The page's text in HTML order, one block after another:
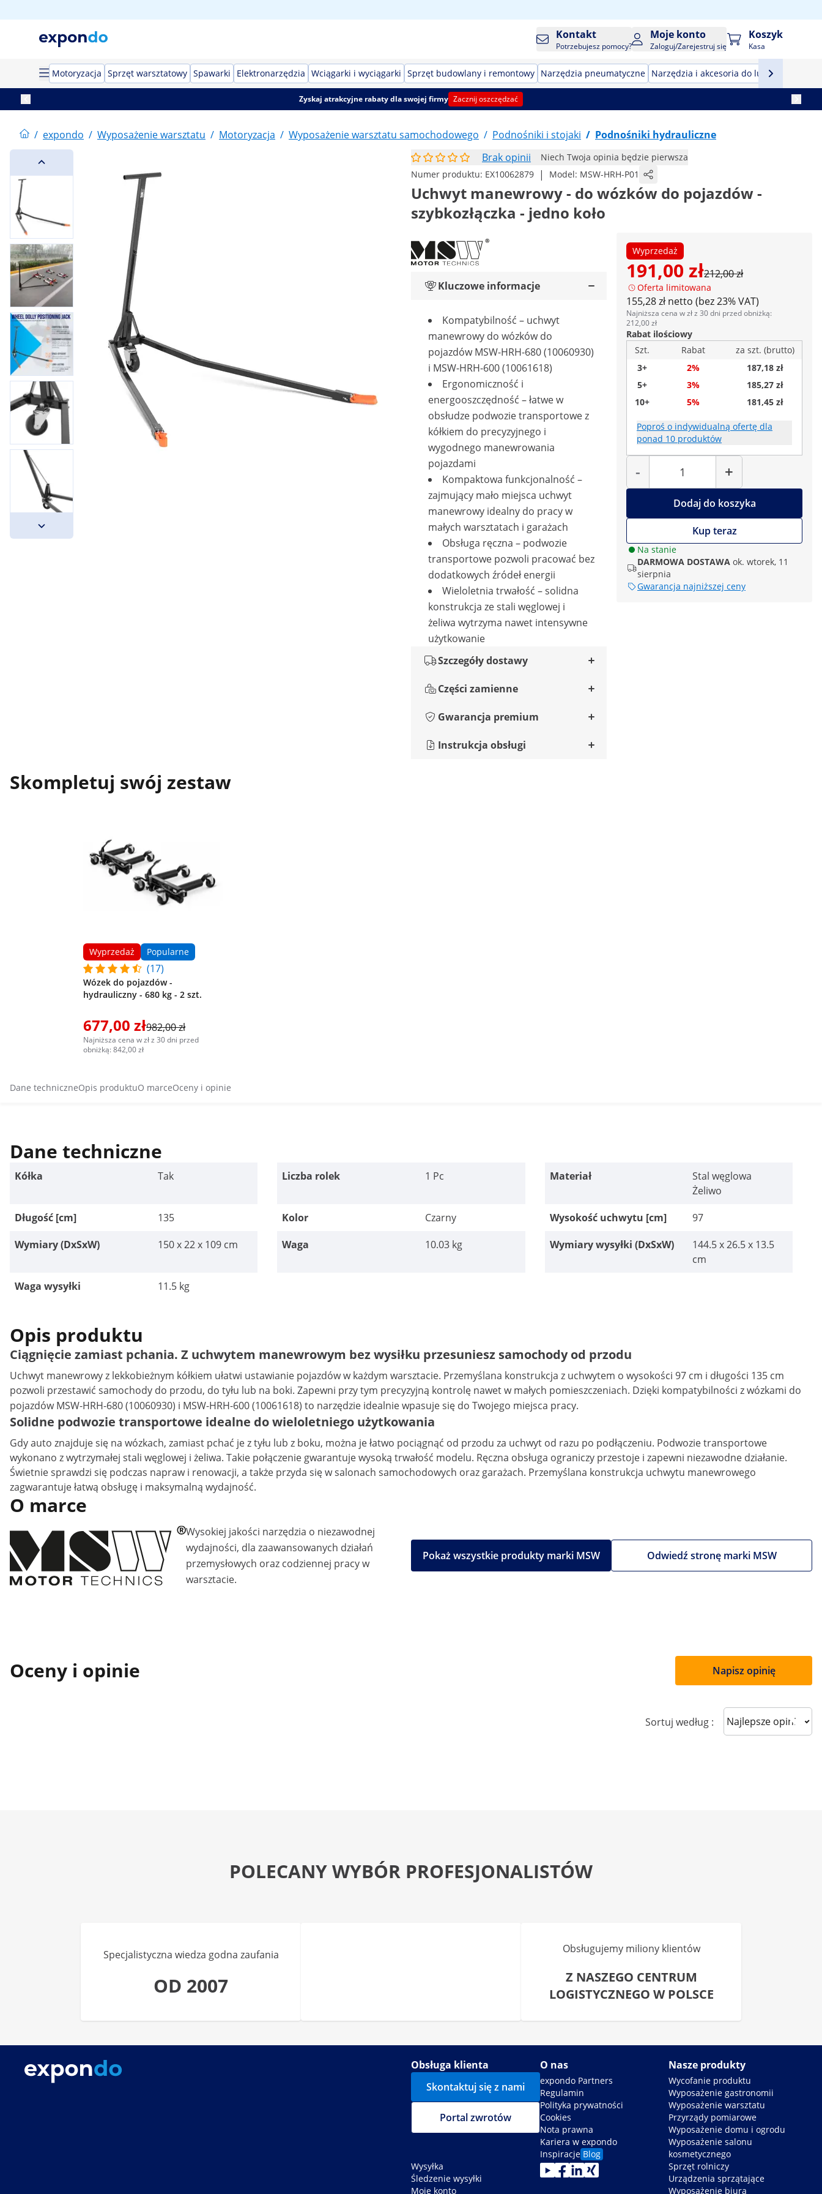
Kontakt
Potrzebujesz pomocy?
Moje konto
Zaloguj/Zarejestruj się
Koszyk
Kasa
Motoryzacja Sprzęt warsztatowy Spawarki Elektronarzędzia Wciągarki i wyciągarki Sprzęt budowlany i remontowy Narzędzia pneumatyczne Narzędzia i akcesoria do lutowania
Zyskaj atrakcyjne rabaty dla swojej firmy Zacznij oszczędzać
/ expondo / Wyposażenie warsztatu / Motoryzacja / Wyposażenie warsztatu samochodowego / Podnośniki i stojaki / Podnośniki hydrauliczne
Brak opinii
Niech Twoja opinia będzie pierwsza
Numer produktu: EX10062879 | Model: MSW-HRH-P01
Uchwyt manewrowy - do wózków do pojazdów -
szybkozłączka - jedno koło
Wyprzedaż
191,00 zł212,00 zł
Oferta limitowana
155,28 zł netto (bez 23% VAT)
Najniższa cena w zł z 30 dni przed obniżką:
212,00 zł
Rabat ilościowy
Szt.
Rabat
za szt. (brutto)
3+
2%
187,18 zł
5+
3%
185,27 zł
10+
5% 181,45 zł
Poproś o indywidualną ofertę dla
ponad 10 produktów
-
Liczba
+
Dodaj do koszyka
Kup teraz
Na stanie
DARMOWA DOSTAWA ok. wtorek, 11
sierpnia
Gwarancja najniższej ceny
Kluczowe informacje
Kompatybilność – uchwyt
manewrowy do wózków do
pojazdów MSW-HRH-680 (10060930)
i MSW-HRH-600 (10061618)
Ergonomiczność i
energooszczędność – łatwe w
obsłudze podwozie transportowe z
kółkiem do precyzyjnego i
wygodnego manewrowania
pojazdami
Kompaktowa funkcjonalność –
zajmujący mało miejsca uchwyt
manewrowy idealny do pracy w
małych warsztatach i garażach
Obsługa ręczna – podwozie
transportowe pozwoli pracować bez
dodatkowych źródeł energii
Wieloletnia trwałość – solidna
konstrukcja ze stali węglowej i
żeliwa wytrzyma nawet intensywne
użytkowanie
Szczegóły dostawy
Części zamienne
Gwarancja premium
Instrukcja obsługi
Skompletuj swój zestaw
Wyprzedaż Popularne
(17)
Wózek do pojazdów -
hydrauliczny - 680 kg - 2 szt.
677,00 zł982,00 zł
Najniższa cena w zł z 30 dni przed
obniżką: 842,00 zł
Dane techniczneOpis produktuO marceOceny i opinie
Dane techniczne
Kółka Tak Liczba rolek 1 Pc Materiał
Stal węglowa
Żeliwo
Długość [cm]
135 Kolor Czarny Wysokość uchwytu [cm]
97
Wymiary (DxSxW)
150 x 22 x 109 cm Waga 10.03 kg Wymiary wysyłki (DxSxW)
144.5 x 26.5 x 13.5
cm
Waga wysyłki
11.5 kg
Opis produktu
Ciągnięcie zamiast pchania. Z uchwytem manewrowym bez wysiłku przesuniesz samochody od przodu
Uchwyt manewrowy z lekkobieżnym kółkiem ułatwi ustawianie pojazdów w każdym warsztacie. Przemyślana konstrukcja z uchwytem o wysokości 97 cm i długości 135 cm
pozwoli przestawić samochody do przodu, do tyłu lub na boki. Zapewni przy tym precyzyjną kontrolę nawet w małych pomieszczeniach. Dzięki kompatybilności z wózkami do
pojazdówMSW-HRH-680 (10060930) i MSW-HRH-600 (10061618) to narzędzie idealnie wpasuje się do Twojego miejsca pracy.
Solidne podwozie transportowe idealne do wieloletniego użytkowania
Gdy auto znajduje się na wózkach, zamiast pchać je z tyłu lub z boku, można je łatwo pociągnąć od przodu za uchwyt od razu po podłączeniu. Podwozie transportowe
wykonano z wytrzymałej stali węglowej i żeliwa. Takie połączenie gwarantuje wysoką trwałość modelu. Ręczna obsługa ograniczy przestoje i zapewni niezawodne działanie.
Świetnie sprawdzi się podczas napraw i renowacji, a także przyda się w salonach samochodowych oraz garażach. Przemyślana konstrukcja uchwytu manewrowego
zagwarantuje łatwą obsługę i maksymalną wydajność.
O marce
Wysokiej jakości narzędzia o niezawodnej
wydajności, dla zaawansowanych działań
przemysłowych oraz codziennej pracy w
warsztacie.
Odwiedź stronę marki MSW
Pokaż wszystkie produkty marki MSW
Oceny i opinie Napisz opinię
Sortuj według : Sort reviews
POLECANY WYBÓR PROFESJONALISTÓW
Specjalistyczna wiedza godna zaufania
OD 2007
Obsługujemy miliony klientów
Z NASZEGO CENTRUM
LOGISTYCZNEGO W POLSCE
Obsługa klienta
Skontaktuj się z nami
Portal zwrotów
Wysyłka
Śledzenie wysyłki
Moje konto
O nas
expondo Partners
Regulamin
Polityka prywatności
Cookies
Nota prawna
Kariera w expondo
Inspiracje Blog
Nasze produkty
Wycofanie produktu
Wyposażenie gastronomii
Wyposażenie warsztatu
Przyrządy pomiarowe
Wyposażenie domu i ogrodu
Wyposażenie salonu
kosmetycznego
Sprzęt rolniczy
Urządzenia sprzątające
Wyposażenie biura